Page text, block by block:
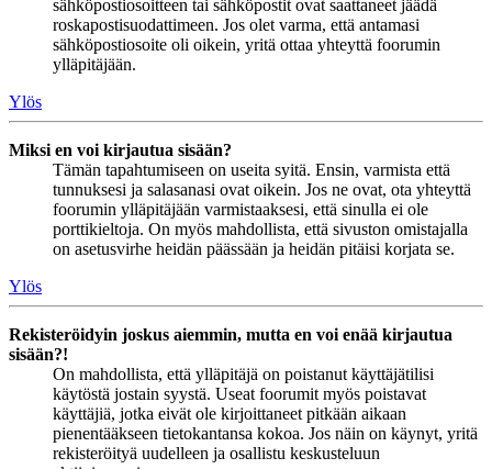
sähköpostiosoitteen tai sähköpostit ovat saattaneet jäädä
roskapostisuodattimeen. Jos olet varma, että antamasi
sähköpostiosoite oli oikein, yritä ottaa yhteyttä foorumin
ylläpitäjään.
Ylös
Miksi en voi kirjautua sisään?
Tämän tapahtumiseen on useita syitä. Ensin, varmista että
tunnuksesi ja salasanasi ovat oikein. Jos ne ovat, ota yhteyttä
foorumin ylläpitäjään varmistaaksesi, että sinulla ei ole
porttikieltoja. On myös mahdollista, että sivuston omistajalla
on asetusvirhe heidän päässään ja heidän pitäisi korjata se.
Ylös
Rekisteröidyin joskus aiemmin, mutta en voi enää kirjautua
sisään?!
On mahdollista, että ylläpitäjä on poistanut käyttäjätilisi
käytöstä jostain syystä. Useat foorumit myös poistavat
käyttäjiä, jotka eivät ole kirjoittaneet pitkään aikaan
pienentääkseen tietokantansa kokoa. Jos näin on käynyt, yritä
rekisteröityä uudelleen ja osallistu keskusteluun